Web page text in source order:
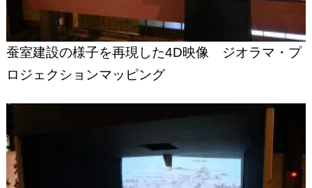
蚕室建設の様子を再現した4D映像 ジオラマ・プ
ロジェクションマッピング